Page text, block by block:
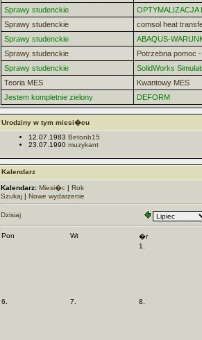
Sprawy studenckie
OPTYMALIZACJA
Sprawy studenckie
comsol heat
Sprawy studenckie
ABAQUS-
Sprawy studenckie
Potrzebna pomoc
Sprawy studenckie
SolidWorks
Teoria MES
Kwantowy MES
Jestem kompletnie zielony
DEFORM
Urodziny w tym miesi�cu
12.07.1983 Betonb15
23.07.1990 muzykant
Kalendarz
Kalendarz: Miesi�c | Rok
Szukaj | Nowe wydarzenie
Dzisiaj
Pon Wt
�r
1.
6. 7. 8.